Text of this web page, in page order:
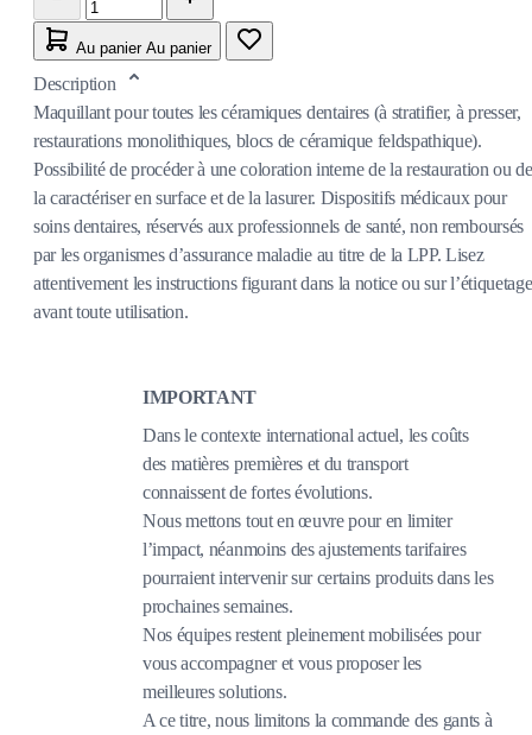
Au panier Au panier
Description
Maquillant pour toutes les céramiques dentaires (à stratifier, à presser,
restaurations monolithiques, blocs de céramique feldspathique).
Possibilité de procéder à une coloration interne de la restauration ou de
la caractériser en surface et de la lasurer. Dispositifs médicaux pour
soins dentaires, réservés aux professionnels de santé, non remboursés
par les organismes d’assurance maladie au titre de la LPP. Lisez
attentivement les instructions figurant dans la notice ou sur l’étiquetage
avant toute utilisation.
IMPORTANT
Dans le contexte international actuel, les coûts
des matières premières et du transport
connaissent de fortes évolutions.
Nous mettons tout en œuvre pour en limiter
l’impact, néanmoins des ajustements tarifaires
pourraient intervenir sur certains produits dans les
prochaines semaines.
Nos équipes restent pleinement mobilisées pour
vous accompagner et vous proposer les
meilleures solutions.
A ce titre, nous limitons la commande des gants à